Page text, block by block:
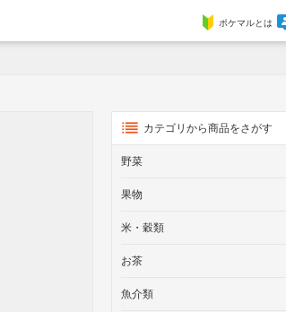
ポケマルとは
カテゴリから商品をさがす
野菜
果物
米・穀類
お茶
魚介類